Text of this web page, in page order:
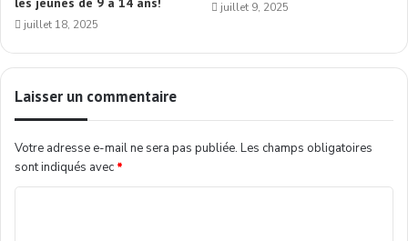
juillet 18, 2025
juillet 9, 2025
Laisser un commentaire
Votre adresse e-mail ne sera pas publiée. Les champs obligatoires
sont indiqués avec *